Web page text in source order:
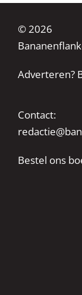
© 2026
Adverteren?
Contact:
Bestel ons